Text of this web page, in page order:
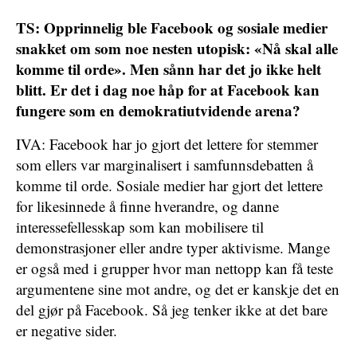
TS: Opprinnelig ble Facebook og sosiale medier
snakket om som noe nesten utopisk: «Nå skal alle
komme til orde». Men sånn har det jo ikke helt
blitt. Er det i dag noe håp for at Facebook kan
fungere som en demokratiutvidende arena?
IVA: Facebook har jo gjort det lettere for stemmer
som ellers var marginalisert i samfunnsdebatten å
komme til orde. Sosiale medier har gjort det lettere
for likesinnede å finne hverandre, og danne
interessefellesskap som kan mobilisere til
demonstrasjoner eller andre typer aktivisme. Mange
er også med i grupper hvor man nettopp kan få teste
argumentene sine mot andre, og det er kanskje det en
del gjør på Facebook. Så jeg tenker ikke at det bare
er negative sider.